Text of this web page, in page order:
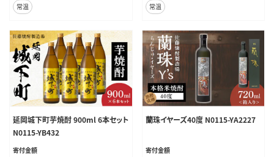
常温
常温
延岡城下町芋焼酎 900ml 6本セット
N0115-YB432
寄付金額
蘭珠イヤーズ40度 N0115-YA2227
寄付金額